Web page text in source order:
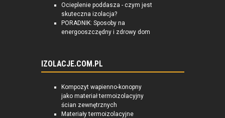
Ocieplenie poddasza - czym jest
skuteczna izolacja?
PORADNIK: Sposoby na
energooszczędny i zdrowy dom
IZOLACJE.COM.PL
Kompozyt wapienno-konopny
jako materiał termoizolacyjny
ścian zewnętrznych
Materiały termoizolacyjne